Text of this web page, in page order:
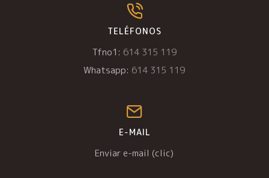
TELÉFONOS
Tfno1: 614 315 119
Whatsapp: 614 315 119
E-MAIL
Enviar e-mail (clic)